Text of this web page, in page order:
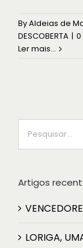
ByAldeias de
DESCOBERTA |
Ler mais...
Artigos
LORIGA,